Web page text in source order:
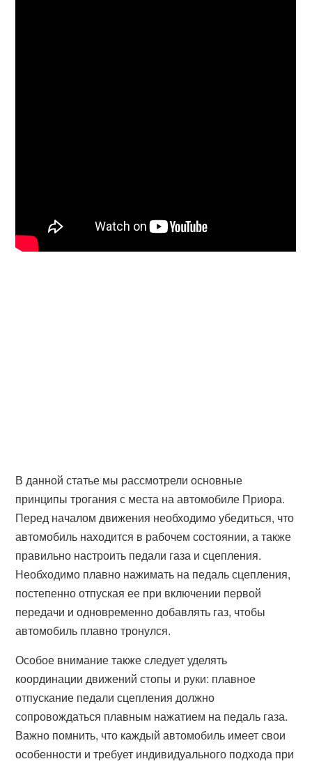
В данной статье мы рассмотрели основные
принципы трогания с места на автомобиле Приора.
Перед началом движения необходимо убедиться, что
автомобиль находится в рабочем состоянии, а также
правильно настроить педали газа и сцепления.
Необходимо плавно нажимать на педаль сцепления,
постепенно отпуская ее при включении первой
передачи и одновременно добавлять газ, чтобы
автомобиль плавно тронулся.
Особое внимание также следует уделять
координации движений стопы и руки: плавное
отпускание педали сцепления должно
сопровождаться плавным нажатием на педаль газа.
Важно помнить, что каждый автомобиль имеет свои
особенности и требует индивидуального подхода при